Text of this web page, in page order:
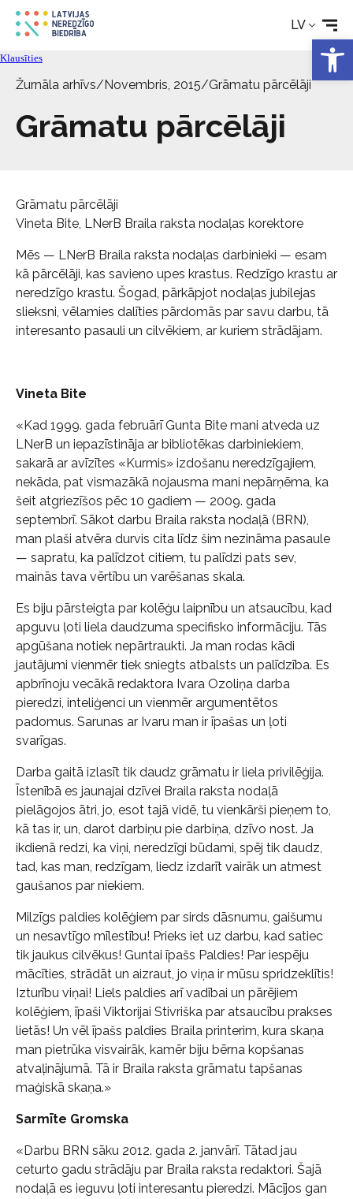
LV
Aktualitātes
Pakalpojumi
Par biedrību
Klausīties
Žurnāla arhīvs/Novembris, 2015/Grāmatu pārcēlāji
Grāmatu pārcēlāji
Grāmatu pārcēlāji
Vineta Bite, LNerB Braila raksta nodaļas korektore
Mēs — LNerB Braila raksta nodaļas darbinieki — esam
kā pārcēlāji, kas savieno upes krastus. Redzīgo krastu ar
neredzīgo krastu. Šogad, pārkāpjot nodaļas jubilejas
slieksni, vēlamies dalīties pārdomās par savu darbu, tā
interesanto pasauli un cilvēkiem, ar kuriem strādājam.
Vineta Bite
«Kad 1999. gada februārī Gunta Bite mani atveda uz
LNerB un iepazīstināja ar bibliotēkas darbiniekiem,
sakarā ar avīzītes «Kurmis» izdošanu neredzīgajiem,
nekāda, pat vismazākā nojausma mani nepārņēma, ka
šeit atgriezīšos pēc 10 gadiem — 2009. gada
septembrī. Sākot darbu Braila raksta nodaļā (BRN),
man plaši atvēra durvis cita līdz šim nezināma pasaule
— sapratu, ka palīdzot citiem, tu palīdzi pats sev,
mainās tava vērtību un varēšanas skala.
Es biju pārsteigta par kolēģu laipnību un atsaucību, kad
apguvu ļoti liela daudzuma specifisko informāciju. Tās
apgūšana notiek nepārtraukti. Ja man rodas kādi
jautājumi vienmēr tiek sniegts atbalsts un palīdzība. Es
apbrīnoju vecākā redaktora Ivara Ozoliņa darba
pieredzi, inteliģenci un vienmēr argumentētos
padomus. Sarunas ar Ivaru man ir īpašas un ļoti
svarīgas.
Darba gaitā izlasīt tik daudz grāmatu ir liela privilēģija.
Īstenībā es jaunajai dzīvei Braila raksta nodaļā
pielāgojos ātri, jo, esot tajā vidē, tu vienkārši pieņem to,
kā tas ir, un, darot darbiņu pie darbiņa, dzīvo nost. Ja
ikdienā redzi, ka viņi, neredzīgi būdami, spēj tik daudz,
tad, kas man, redzīgam, liedz izdarīt vairāk un atmest
gaušanos par niekiem.
Milzīgs paldies kolēģiem par sirds dāsnumu, gaišumu
un nesavtīgo mīlestību! Prieks iet uz darbu, kad satiec
tik jaukus cilvēkus! Guntai īpašs Paldies! Par iespēju
mācīties, strādāt un aizraut, jo viņa ir mūsu spridzeklītis!
Izturību viņai! Liels paldies arī vadībai un pārējiem
kolēģiem, īpaši Viktorijai Stivriška par atsaucību prakses
lietās! Un vēl īpašs paldies Braila printerim, kura skaņa
man pietrūka visvairāk, kamēr biju bērna kopšanas
atvaļinājumā. Tā ir Braila raksta grāmatu tapšanas
maģiskā skaņa.»
Sarmīte Gromska
«Darbu BRN sāku 2012. gada 2. janvārī. Tātad jau
ceturto gadu strādāju par Braila raksta redaktori. Šajā
nodaļā es ieguvu ļoti interesantu pieredzi. Mācījos gan